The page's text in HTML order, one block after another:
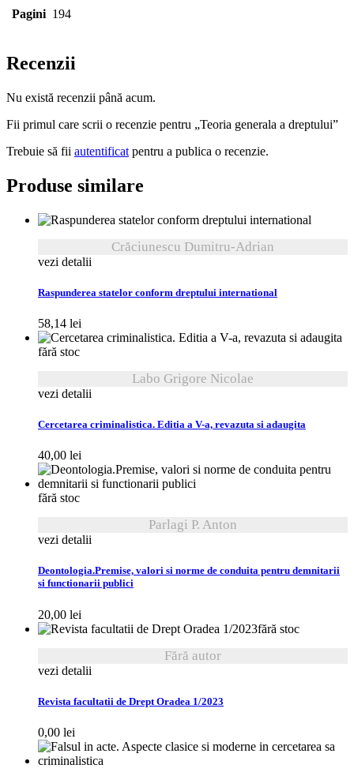
Pagini 194
Recenzii
Nu există recenzii până acum.
Fii primul care scrii o recenzie pentru „Teoria generala a dreptului”
Trebuie să fii autentificat pentru a publica o recenzie.
Produse similare
Crăciunescu Dumitru-Adrian
vezi detalii
Raspunderea statelor conform dreptului international
58,14 lei
fără stoc
Labo Grigore Nicolae
vezi detalii
Cercetarea criminalistica. Editia a V-a, revazuta si adaugita
40,00 lei
fără stoc
Parlagi P. Anton
vezi detalii
Deontologia.Premise, valori si norme de conduita pentru demnitarii
si functionarii publici
20,00 lei
fără stoc
Fără autor
vezi detalii
Revista facultatii de Drept Oradea 1/2023
0,00 lei